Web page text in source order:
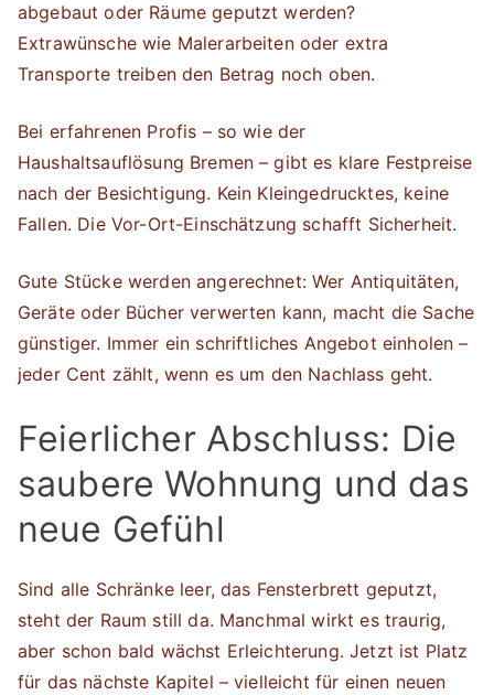
abgebaut oder Räume geputzt werden?
Extrawünsche wie Malerarbeiten oder extra
Transporte treiben den Betrag noch oben.
Bei erfahrenen Profis – so wie der
Haushaltsauflösung Bremen – gibt es klare Festpreise
nach der Besichtigung. Kein Kleingedrucktes, keine
Fallen. Die Vor-Ort-Einschätzung schafft Sicherheit.
Gute Stücke werden angerechnet: Wer Antiquitäten,
Geräte oder Bücher verwerten kann, macht die Sache
günstiger. Immer ein schriftliches Angebot einholen –
jeder Cent zählt, wenn es um den Nachlass geht.
Feierlicher Abschluss: Die
saubere Wohnung und das
neue Gefühl
Sind alle Schränke leer, das Fensterbrett geputzt,
steht der Raum still da. Manchmal wirkt es traurig,
aber schon bald wächst Erleichterung. Jetzt ist Platz
für das nächste Kapitel – vielleicht für einen neuen